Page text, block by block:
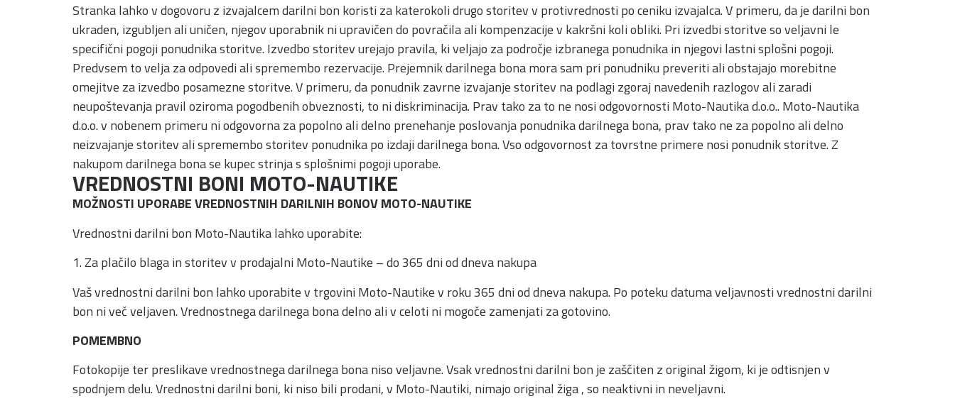
Stranka lahko v dogovoru z izvajalcem darilni bon koristi za katerokoli drugo storitev v protivrednosti po ceniku izvajalca. V primeru, da je darilni bon
ukraden, izgubljen ali uničen, njegov uporabnik ni upravičen do povračila ali kompenzacije v kakršni koli obliki. Pri izvedbi storitve so veljavni le
specifični pogoji ponudnika storitve. Izvedbo storitev urejajo pravila, ki veljajo za področje izbranega ponudnika in njegovi lastni splošni pogoji.
Predvsem to velja za odpovedi ali spremembo rezervacije. Prejemnik darilnega bona mora sam pri ponudniku preveriti ali obstajajo morebitne
omejitve za izvedbo posamezne storitve. V primeru, da ponudnik zavrne izvajanje storitev na podlagi zgoraj navedenih razlogov ali zaradi
neupoštevanja pravil oziroma pogodbenih obveznosti, to ni diskriminacija. Prav tako za to ne nosi odgovornosti Moto-Nautika d.o.o.. Moto-Nautika
d.o.o. v nobenem primeru ni odgovorna za popolno ali delno prenehanje poslovanja ponudnika darilnega bona, prav tako ne za popolno ali delno
neizvajanje storitev ali spremembo storitev ponudnika po izdaji darilnega bona. Vso odgovornost za tovrstne primere nosi ponudnik storitve. Z
nakupom darilnega bona se kupec strinja s splošnimi pogoji uporabe.
VREDNOSTNI BONI MOTO-NAUTIKE
MOŽNOSTI UPORABE VREDNOSTNIH DARILNIH BONOV MOTO-NAUTIKE
Vrednostni darilni bon Moto-Nautika lahko uporabite:
1. Za plačilo blaga in storitev v prodajalni Moto-Nautike – do 365 dni od dneva nakupa
Vaš vrednostni darilni bon lahko uporabite v trgovini Moto-Nautike v roku 365 dni od dneva nakupa. Po poteku datuma veljavnosti vrednostni darilni
bon ni več veljaven. Vrednostnega darilnega bona delno ali v celoti ni mogoče zamenjati za gotovino.
POMEMBNO
Fotokopije ter preslikave vrednostnega darilnega bona niso veljavne. Vsak vrednostni darilni bon je zaščiten z original žigom, ki je odtisnjen v
spodnjem delu. Vrednostni darilni boni, ki niso bili prodani, v Moto-Nautiki, nimajo original žiga , so neaktivni in neveljavni.